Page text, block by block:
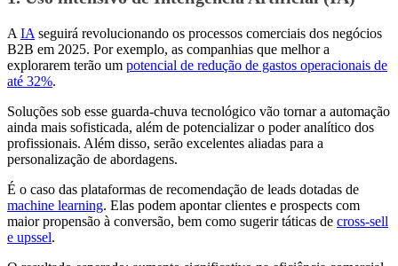
A IA seguirá revolucionando os processos comerciais dos negócios
B2B em 2025. Por exemplo, as companhias que melhor a
explorarem terão um potencial de redução de gastos operacionais de
até 32%.
Soluções sob esse guarda-chuva tecnológico vão tornar a automação
ainda mais sofisticada, além de potencializar o poder analítico dos
profissionais. Além disso, serão excelentes aliadas para a
personalização de abordagens.
É o caso das plataformas de recomendação de leads dotadas de
machine learning. Elas podem apontar clientes e prospects com
maior propensão à conversão, bem como sugerir táticas de cross-sell
e upssel.